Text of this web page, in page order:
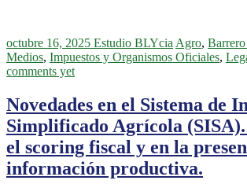
octubre 16, 2025 Estudio BLYcia Agro,
Medios, Impuestos y Organismos Oficiales,
comments yet
Novedades en el Sistema de
Simplificado Agrícola (SISA).
el scoring fiscal y en la
información productiva.